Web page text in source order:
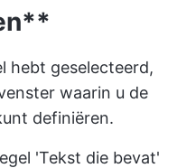
hebt geselecteerd,
waarin u de
definiëren.
'Tekst die bevat'